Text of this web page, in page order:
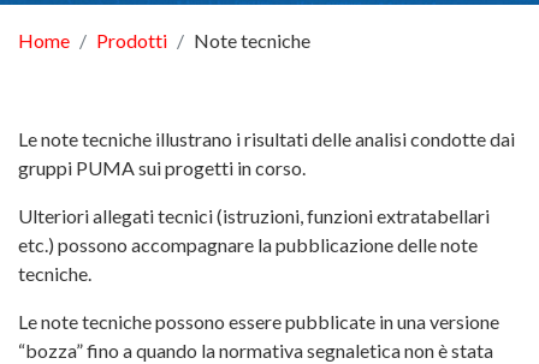
Home Prodotti Note tecniche
Le note tecniche illustrano i risultati delle analisi condotte dai
gruppi PUMA sui progetti in corso.
Ulteriori allegati tecnici (istruzioni, funzioni extratabellari
etc.) possono accompagnare la pubblicazione delle note
tecniche.
Le note tecniche possono essere pubblicate in una versione
“bozza” fino a quando la normativa segnaletica non è stata